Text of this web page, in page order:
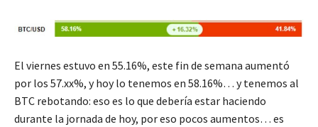
El viernes estuvo en 55.16%, este fin de semana aumentó
por los 57.xx%, y hoy lo tenemos en 58.16%… y tenemos al
BTC rebotando: eso es lo que debería estar haciendo
durante la jornada de hoy, por eso pocos aumentos… es